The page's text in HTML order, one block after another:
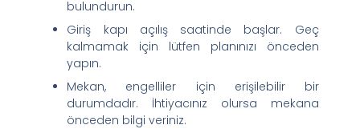
bulundurun.
Giriş kapı açılış saatinde başlar. Geç
kalmamak için lütfen planınızı önceden
yapın.
Mekan, engelliler için erişilebilir bir
durumdadır. İhtiyacınız olursa mekana
önceden bilgi veriniz.